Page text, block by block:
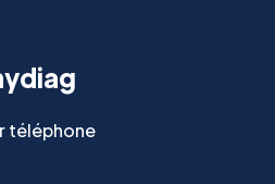
téléphone